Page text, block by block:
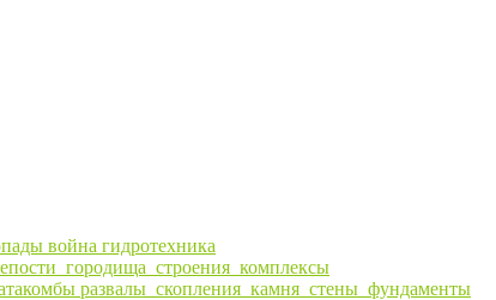
война гидротехника
развалы_скопления_камня_стены_фундаменты